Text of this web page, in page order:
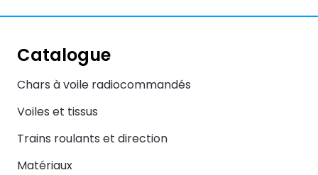
Catalogue
Chars à voile radiocommandés
Voiles et tissus
Trains roulants et direction
Matériaux